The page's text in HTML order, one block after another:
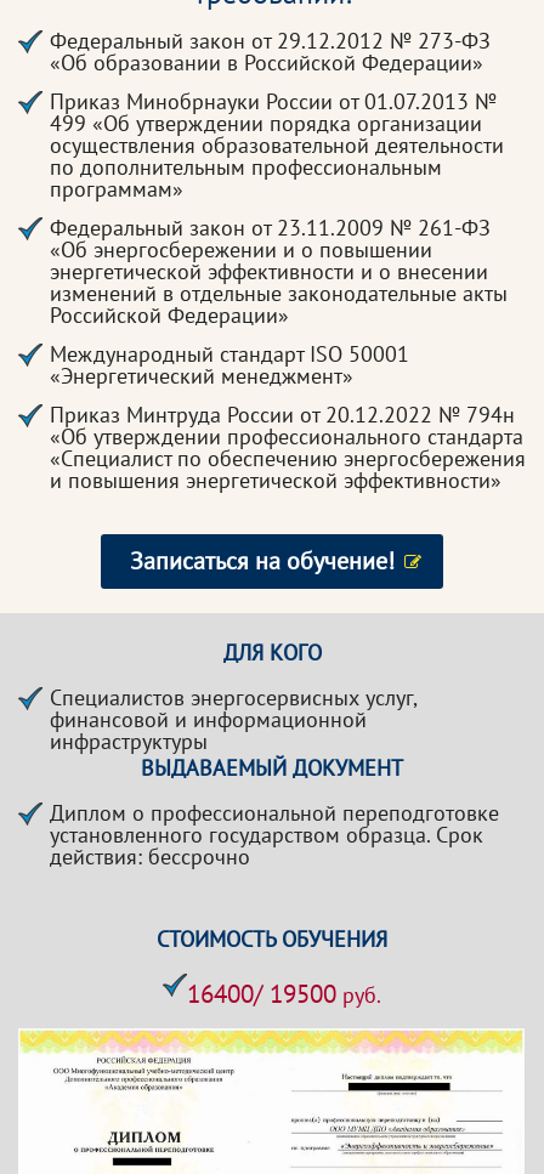
Федеральный закон от 29.12.2012 № 273-ФЗ
«Об образовании в Российской Федерации»
Приказ Минобрнауки России от 01.07.2013 №
499 «Об утверждении порядка организации
осуществления образовательной деятельности
по дополнительным профессиональным
программам»
Федеральный закон от 23.11.2009 № 261-ФЗ
«Об энергосбережении и о повышении
энергетической эффективности и о внесении
изменений в отдельные законодательные акты
Российской Федерации»
Международный стандарт ISO 50001
«Энергетический менеджмент»
Приказ Минтруда России от 20.12.2022 № 794н
«Об утверждении профессионального стандарта
«Специалист по обеспечению энергосбережения
и повышения энергетической эффективности»
Записаться на обучение!
ДЛЯ КОГО
Специалистов энергосервисных услуг,
финансовой и информационной
инфраструктуры
ВЫДАВАЕМЫЙ ДОКУМЕНТ
Диплом о профессиональной переподготовке
установленного государством образца. Срок
действия: бессрочно
СТОИМОСТЬ ОБУЧЕНИЯ
16400/ 19500 руб.